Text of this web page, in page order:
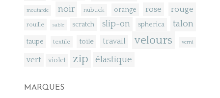
moutarde noir nubuck orange rose rouge
rouille sable scratch slip-on spherica talon
taupe textile toile travail velours verni
vert violet zip élastique
MARQUES